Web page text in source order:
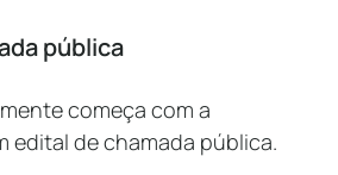
pública
começa com a
edital de chamada pública.